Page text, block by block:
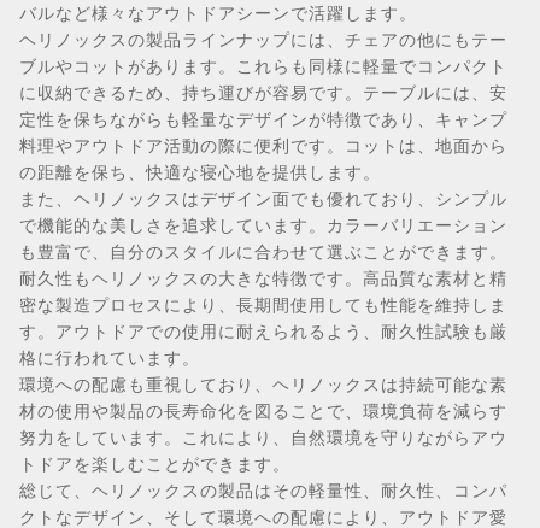
バルなど様々なアウトドアシーンで活躍します。
ヘリノックスの製品ラインナップには、チェアの他にもテー
ブルやコットがあります。これらも同様に軽量でコンパクト
に収納できるため、持ち運びが容易です。テーブルには、安
定性を保ちながらも軽量なデザインが特徴であり、キャンプ
料理やアウトドア活動の際に便利です。コットは、地面から
の距離を保ち、快適な寝心地を提供します。
また、ヘリノックスはデザイン面でも優れており、シンプル
で機能的な美しさを追求しています。カラーバリエーション
も豊富で、自分のスタイルに合わせて選ぶことができます。
耐久性もヘリノックスの大きな特徴です。高品質な素材と精
密な製造プロセスにより、長期間使用しても性能を維持しま
す。アウトドアでの使用に耐えられるよう、耐久性試験も厳
格に行われています。
環境への配慮も重視しており、ヘリノックスは持続可能な素
材の使用や製品の長寿命化を図ることで、環境負荷を減らす
努力をしています。これにより、自然環境を守りながらアウ
トドアを楽しむことができます。
総じて、ヘリノックスの製品はその軽量性、耐久性、コンパ
クトなデザイン、そして環境への配慮により、アウトドア愛